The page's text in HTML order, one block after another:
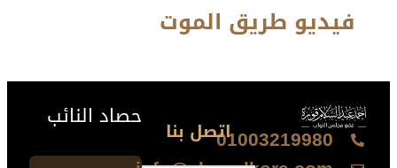
فيديو طريق الموت
01003219980اتصل بنا حصاد النائب